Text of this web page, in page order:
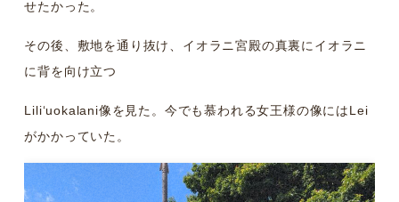
せたかった。
その後、敷地を通り抜け、イオラニ宮殿の真裏にイオラニ
に背を向け立つ
Liliʻuokalani像を見た。今でも慕われる女王様の像にはLei
がかかっていた。